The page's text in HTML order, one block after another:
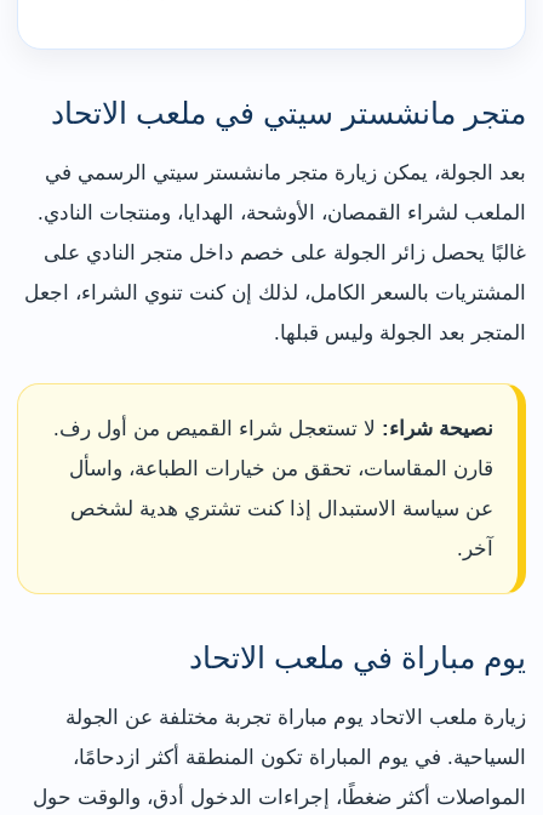
متجر مانشستر سيتي في ملعب الاتحاد
بعد الجولة، يمكن زيارة متجر مانشستر سيتي الرسمي في
الملعب لشراء القمصان، الأوشحة، الهدايا، ومنتجات النادي.
غالبًا يحصل زائر الجولة على خصم داخل متجر النادي على
المشتريات بالسعر الكامل، لذلك إن كنت تنوي الشراء، اجعل
المتجر بعد الجولة وليس قبلها.
نصيحة شراء: لا تستعجل شراء القميص من أول رف.
قارن المقاسات، تحقق من خيارات الطباعة، واسأل
عن سياسة الاستبدال إذا كنت تشتري هدية لشخص
آخر.
يوم مباراة في ملعب الاتحاد
زيارة ملعب الاتحاد يوم مباراة تجربة مختلفة عن الجولة
السياحية. في يوم المباراة تكون المنطقة أكثر ازدحامًا،
المواصلات أكثر ضغطًا، إجراءات الدخول أدق، والوقت حول